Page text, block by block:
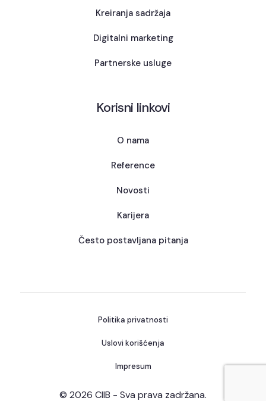
Kreiranja sadržaja
Digitalni marketing
Partnerske usluge
Korisni linkovi
O nama
Reference
Novosti
Karijera
Često postavljana pitanja
© 2026 CIIB - Sva prava zadržana.
Politika privatnosti
Uslovi korišćenja
Impresum